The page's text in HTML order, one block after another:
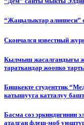
“Жаңылыктар
Cкончался известный
Кылмыш жасалгандыгы
тараткандар жоопко
Бишкекте студенттик
катышууга катталуу
Басма сөз эркиндигинин
аталган флеш-моб